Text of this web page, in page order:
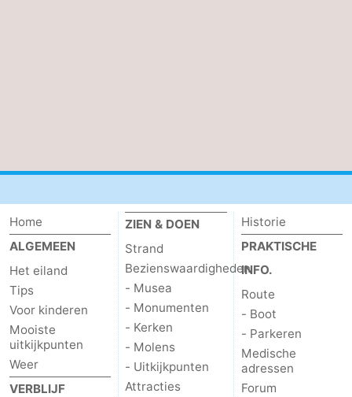
Home
ALGEMEEN
Het eiland
Tips
Voor kinderen
Mooiste
uitkijkpunten
Weer
VERBLIJF
ZIEN & DOEN
Strand
Bezienswaardigheden
- Musea
- Monumenten
- Kerken
- Molens
- Uitkijkpunten
Attracties
Historie
PRAKTISCHE
INFO.
Route
- Boot
- Parkeren
Medische
adressen
Forum